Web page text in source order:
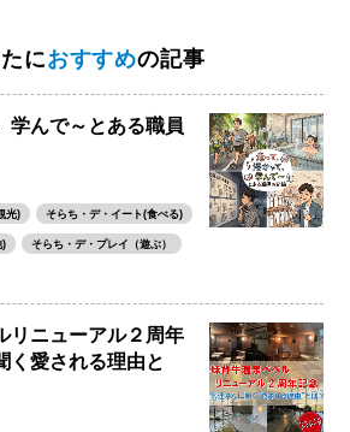
におすすめの記事
学んで～とある職員
光) そらち・デ・イート(食べる)
) そらち・デ・プレイ（遊ぶ）
リニューアル２周年
く愛される理由と